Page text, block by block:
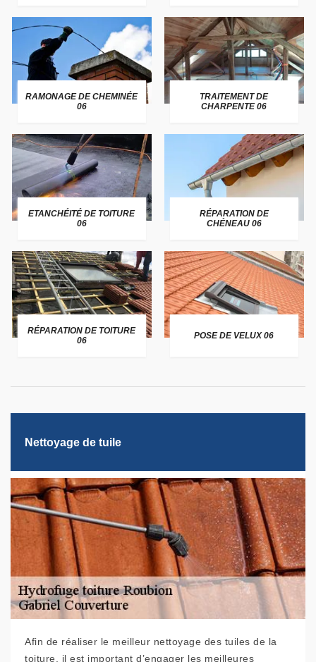
RAMONAGE DE CHEMINÉE
06
TRAITEMENT DE
CHARPENTE 06
ETANCHÉITÉ DE TOITURE
06
RÉPARATION DE
CHÉNEAU 06
RÉPARATION DE TOITURE
06
POSE DE VELUX 06
Nettoyage de tuile
Afin de réaliser le meilleur nettoyage des tuiles de la
toiture, il est important d’engager les meilleures